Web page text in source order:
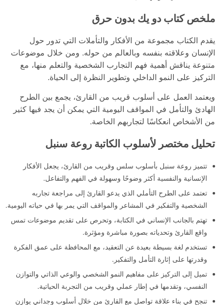
ملخص كتاب دو يك بدون حرق
يقدم الكتاب مجموعة من الأفكار والتأملات التي تدور حول
الإنسان وعلاقته بنفسه وبالعالم من حوله. ومن خلال موضوعات
متنوعة يناقش أهمية فهم التجارب الشخصية والتعلم منها، مع
التركيز على النمو الداخلي وتطوير النظرة إلى الحياة.
ويعتمد العمل على أسلوب قريب من القارئ، يجمع بين الطرح
الهادئ والتأمل في المواقف اليومية التي يمكن أن يجد فيها كثير
من الأشخاص انعكاسًا لتجاربهم الخاصة.
تحليل مختصر لأسلوب الكاتبة روعة سنبل
تتميز روعة سنبل بأسلوب سلس وقريب من القارئ، يجعل الأفكار
الإنسانية والنفسية أكثر وضوحًا وسهولة في الفهم والتفاعل.
تعتمد على الطرح التأملي الذي يدعو القارئ إلى مراجعة تجاربه
الشخصية والتفكير في المشاعر والمواقف التي يمر بها في حياته اليومية.
تهتم بالجانب الإنساني في الكتابة، وتحرص على تقديم موضوعات تمس
واقع القارئ وتحدياته بصورة مباشرة ومؤثرة.
تستخدم لغة بسيطة بعيدة عن التعقيد، مع المحافظة على عمق الفكرة
وقدرتها على إثارة التأمل والتفكير.
تميل إلى التركيز على مفاهيم النمو الشخصي والوعي الذاتي والتوازن
النفسي، وتقدمها في إطار عملي وقريب من التجربة الحياتية.
تنجح في بناء علاقة تواصل مع القارئ من خلال أسلوب وجداني يوازن